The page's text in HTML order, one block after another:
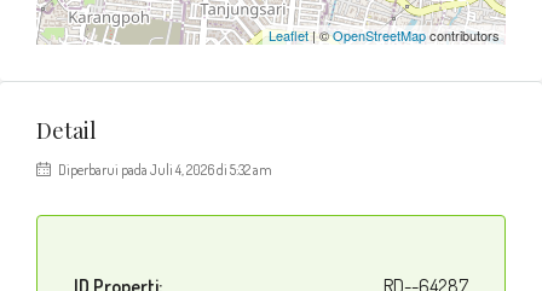
Leaflet| ©OpenStreetMapcontributors
Detail
Diperbarui pada Juli 4, 2026 di 5:32 am
ID Properti: RD--64287